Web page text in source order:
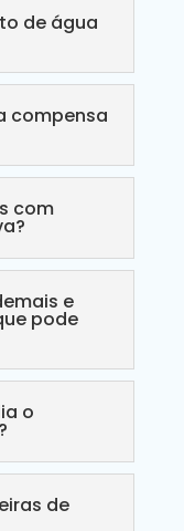
de água
compensa
com
e
pode
o
de